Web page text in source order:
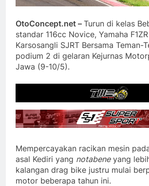
OtoConcept.net – Turun di kelas
standar 116cc Novice, Yamaha
Karsosangli SJRT Bersama Teman-
podium 2 di gelaran Kejurnas
Jawa (9-10/5).
Mempercayakan racikan mesin
asal Kediri yang notabeneyang
kalangan drag bike justru mulai
motor beberapa tahun ini.